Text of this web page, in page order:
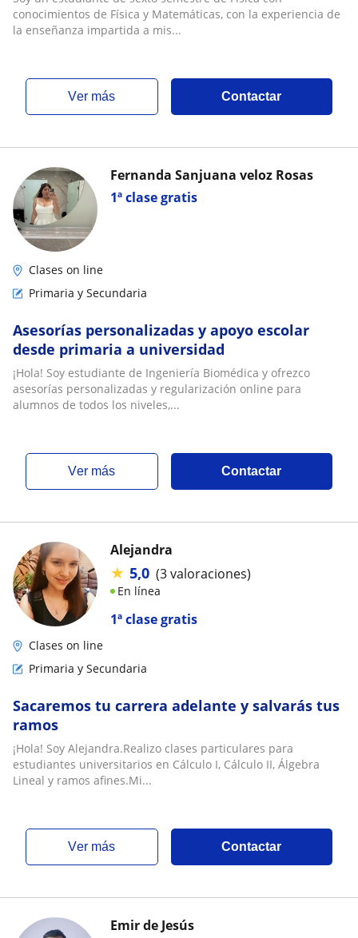
universidad
conocimientos de Física y Matemáticas, con la experiencia de
la enseñanza impartida a mis...
ver más Contactar
1ª clase gratis
Fernanda Sanjuana veloz Rosas
Clases on line
Primaria y Secundaria
Asesorías personalizadas y apoyo escolar
desde primaria a universidad
¡Hola! Soy estudiante de Ingeniería Biomédica y ofrezco
asesorías personalizadas y regularización online para
alumnos de todos los niveles,...
ver más Contactar
1ª clase gratis
Alejandra
★ 5,0 (3 valoraciones)
En línea
Clases on line
Primaria y Secundaria
Sacaremos tu carrera adelante y salvarás tus
ramos
¡Hola! Soy Alejandra.Realizo clases particulares para
estudiantes universitarios en Cálculo I, Cálculo II, Álgebra
Lineal y ramos afines.Mi...
ver más Contactar
Emir de Jesús